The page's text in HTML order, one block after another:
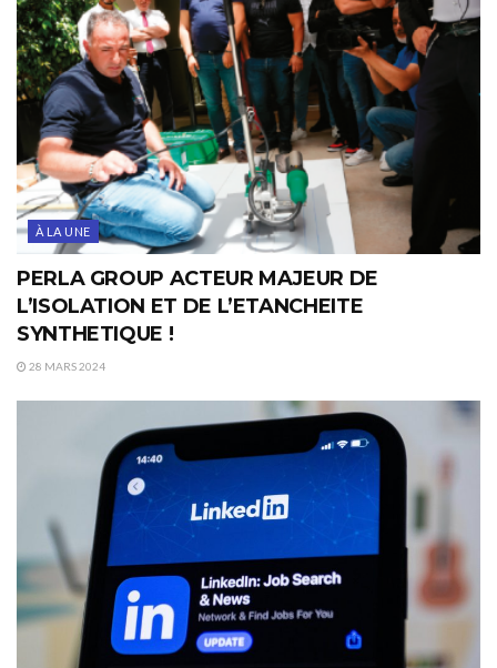
À LA UNE
PERLA GROUP ACTEUR MAJEUR DE
L’ISOLATION ET DE L’ETANCHEITE
SYNTHETIQUE !
28 MARS 2024